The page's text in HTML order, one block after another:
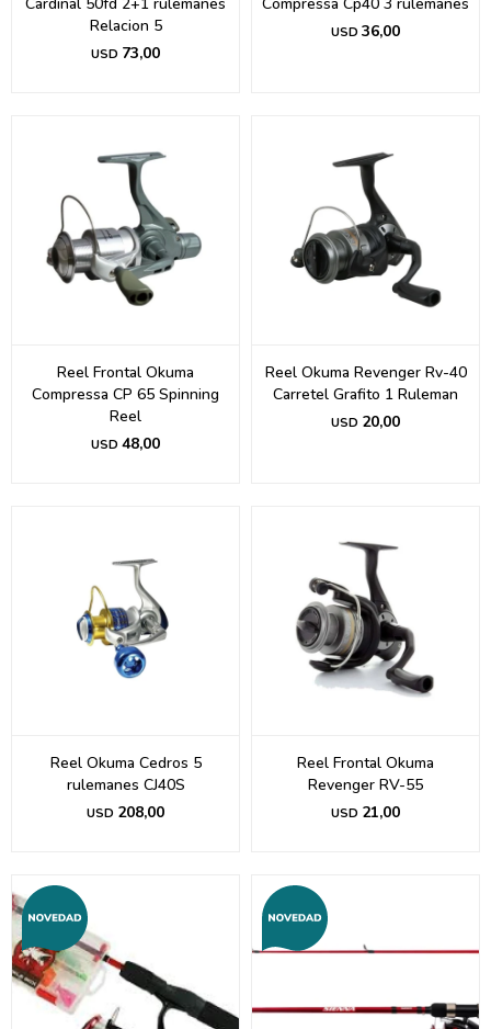
Relacion 5
USD 73,00
USD 36,00
Reel Frontal Okuma
Compressa CP 65 Spinning
Reel
USD 48,00
Reel Okuma Revenger Rv-40
Carretel Grafito 1 Ruleman
USD 20,00
Reel Okuma Cedros 5
rulemanes CJ40S
USD 208,00
Reel Frontal Okuma
Revenger RV-55
USD 21,00